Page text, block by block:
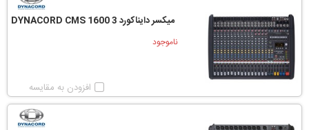
میکسر دایناکورد DYNACORD CMS 1600 3
ناموجود
افزودن به مقایسه